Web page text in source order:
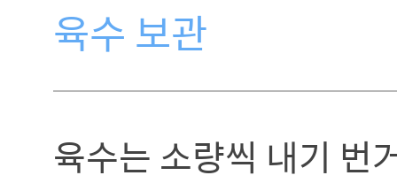
육수 보관
육수는 소량씩 내기 번